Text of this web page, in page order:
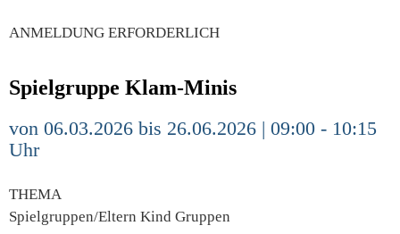
ANMELDUNG ERFORDERLICH
Spielgruppe Klam-Minis
von 06.03.2026 bis 26.06.2026 | 09:00 - 10:15
Uhr
THEMA
Spielgruppen/Eltern Kind Gruppen